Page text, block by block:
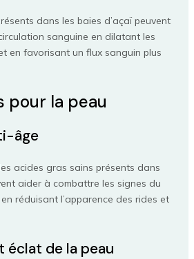
dans les baies d’açaï peuvent
sanguine en dilatant les
en favorisant un flux sanguin plus
pour la peau
âge
acides gras sains présents dans
aider à combattre les signes du
réduisant l’apparence des rides et
éclat de la peau